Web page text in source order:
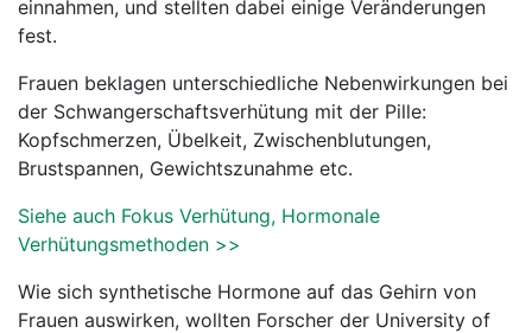
einnahmen, und stellten dabei einige Veränderungen
fest.
Frauen beklagen unterschiedliche Nebenwirkungen bei
der Schwangerschaftsverhütung mit der Pille:
Kopfschmerzen, Übelkeit, Zwischenblutungen,
Brustspannen, Gewichtszunahme etc.
Siehe auch Fokus Verhütung, Hormonale
Verhütungsmethoden >>
Wie sich synthetische Hormone auf das Gehirn von
Frauen auswirken, wollten Forscher der University of